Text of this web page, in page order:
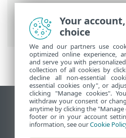
Інтерактивна довідка
PROTECT On-Prem>
пристрою ESET PROTECT
Переглянути повну
End of Life
База знань ESET
Your
choice
We and our partners use
optimized online experience,
and serve you with
collection of all cookies by
decline all non-essential
essential cookies only", or
clicking "Manage cookies".
withdraw your consent or
anytime by clicking the
footer or in your account
information, see ourCookie